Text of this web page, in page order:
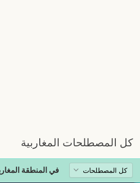
كل المصطلحات المغاربية
في المنطقة